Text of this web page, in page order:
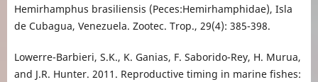
Hemirhamphus brasiliensis (Peces:Hemirhamphidae), Isla
de Cubagua, Venezuela. Zootec. Trop., 29(4): 385-398.
Lowerre-Barbieri, S.K., K. Ganias, F. Saborido-Rey, H. Murua,
and J.R. Hunter. 2011. Reproductive timing in marine fishes: